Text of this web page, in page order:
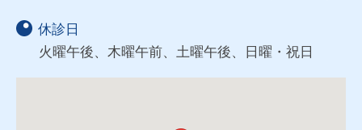
休診日
火曜午後、木曜午前、土曜午後、日曜・祝日